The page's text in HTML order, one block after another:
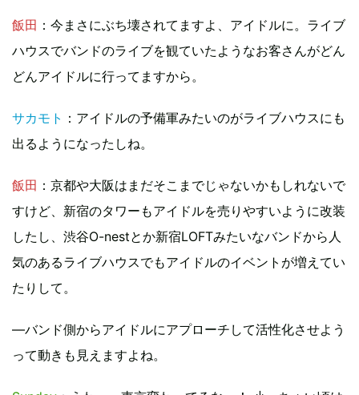
飯田 ：今まさにぶち壊されてますよ、アイドルに。ライブ
ハウスでバンドのライブを観ていたようなお客さんがどん
どんアイドルに行ってますから。
サカモト ：アイドルの予備軍みたいのがライブハウスにも
出るようになったしね。
飯田 ：京都や大阪はまだそこまでじゃないかもしれないで
すけど、新宿のタワーもアイドルを売りやすいように改装
したし、渋谷O-nestとか新宿LOFTみたいなバンドから人
気のあるライブハウスでもアイドルのイベントが増えてい
たりして。
―バンド側からアイドルにアプローチして活性化させよう
って動きも見えますよね。